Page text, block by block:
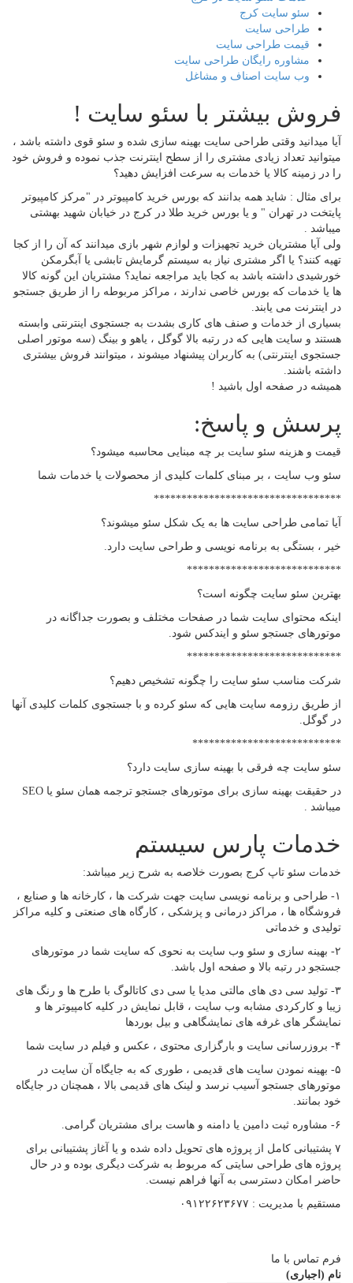
سئو سایت کرج
طراحی سایت
قیمت طراحی سایت
مشاوره رایگان طراحی سایت
وب سایت اصناف و مشاغل
فروش بیشتر با سئو سایت !
آیا میدانید وقتی طراحی سایت بهینه سازی شده و سئو قوی داشته باشد ،
میتوانید تعداد زیادی مشتری را از سطح اینترنت جذب نموده و فروش خود
را در زمینه کالا یا خدمات به سرعت افزایش دهید؟
برای مثال : شاید همه بدانند که بورس خرید کامپیوتر در "مرکز کامپیوتر
پایتخت در تهران " و یا بورس خرید طلا در کرج در خیابان شهید بهشتی
میباشد .
ولی آیا مشتریان خرید تجهیزات و لوازم شهر بازی میدانند که آن را از کجا
تهیه کنند؟ یا اگر مشتری نیاز به سیستم گرمایش تابشی یا آبگرمکن
خورشیدی داشته باشد به کجا باید مراجعه نماید؟ مشتریان این گونه کالا
ها یا خدمات که بورس خاصی ندارند ، مراکز مربوطه را از طریق جستجو
در اینترنت می یابند.
بسیاری از خدمات و صنف های کاری بشدت به جستجوی اینترنتی وابسته
هستند و سایت هایی که در رتبه بالا گوگل ، یاهو و بینگ (سه موتور اصلی
جستجوی اینترنتی) به کاربران پیشنهاد میشوند ، میتوانند فروش بیشتری
داشته باشند.
همیشه در صفحه اول باشید !
پرسش و پاسخ:
قیمت و هزینه سئو سایت بر چه مبنایی محاسبه میشود؟
سئو وب سایت ، بر مبنای کلمات کلیدی از محصولات یا خدمات شما
**********************************
آیا تمامی طراحی سایت ها به یک شکل سئو میشوند؟
خیر ، بستگی به برنامه نویسی و طراحی سایت دارد.
****************************
بهترین سئو سایت چگونه است؟
اینکه محتوای سایت شما در صفحات مختلف و بصورت جداگانه در
موتورهای جستجو سئو و ایندکس شود.
****************************
شرکت مناسب سئو سایت را چگونه تشخیص دهیم؟
از طریق رزومه سایت هایی که سئو کرده و با جستجوی کلمات کلیدی آنها
در گوگل.
***************************
سئو سایت چه فرقی با بهینه سازی سایت دارد؟
در حقیقت بهینه سازی برای موتورهای جستجو ترجمه همان سئو یا SEO
میباشد .
خدمات پارس سیستم
خدمات سئو تاپ کرج بصورت خلاصه به شرح زیر میباشد:
۱- طراحی و برنامه نویسی سایت جهت شرکت ها ، کارخانه ها و صنایع ،
فروشگاه ها ، مراکز درمانی و پزشکی ، کارگاه های صنعتی و کلیه مراکز
تولیدی و خدماتی
۲- بهینه سازی و سئو وب سایت به نحوی که سایت شما در موتورهای
جستجو در رتبه بالا و صفحه اول باشد.
۳- تولید سی دی های مالتی مدیا یا سی دی کاتالوگ با طرح ها و رنگ های
زیبا و کارکردی مشابه وب سایت ، قابل نمایش در کلیه کامپیوتر ها و
نمایشگر های غرفه های نمایشگاهی و بیل بوردها
۴- بروزرسانی سایت و بارگزاری محتوی ، عکس و فیلم در سایت شما
۵- بهینه نمودن سایت های قدیمی ، طوری که به جایگاه آن سایت در
موتورهای جستجو آسیب نرسد و لینک های قدیمی بالا ، همچنان در جایگاه
خود بمانند.
۶- مشاوره ثبت دامین یا دامنه و هاست برای مشتریان گرامی.
۷ پشتیبانی کامل از پروژه های تحویل داده شده و یا آغاز پشتیبانی برای
پروژه های طراحی سایتی که مربوط به شرکت دیگری بوده و در حال
حاضر امکان دسترسی به آنها فراهم نیست.
مستقیم با مدیریت : ۰۹۱۲۲۶۲۳۶۷۷
فرم تماس با ما
نام (اجباری)